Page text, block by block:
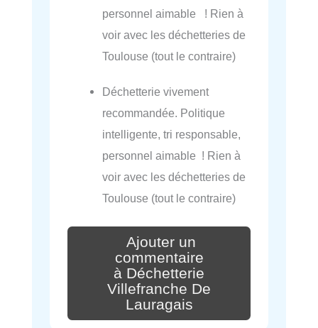
personnel aimable ! Rien à
voir avec les déchetteries de
Toulouse (tout le contraire)
Déchetterie vivement
recommandée. Politique
intelligente, tri responsable,
personnel aimable ! Rien à
voir avec les déchetteries de
Toulouse (tout le contraire)
Ajouter un
commentaire
à Déchetterie
Villefranche De
Lauragais